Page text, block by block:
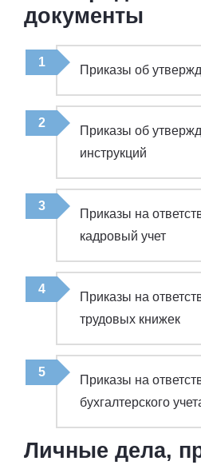
документы
Приказы об
Приказы об
инструкций
Приказы на
кадровый учет
Приказы на
трудовых книжек
Приказы на
бухгалтерского
Личные дела,